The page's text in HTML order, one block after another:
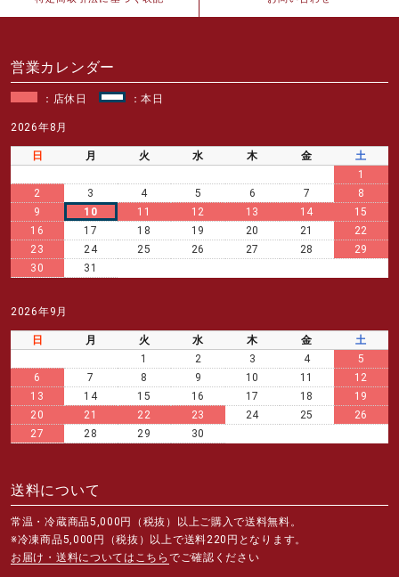
営業カレンダー
：店休日 ：本日
2026年8月
日 月 火 水 木 金
土
1
2
3 4 5 6 7
8
9
10 11 12 13 14
15
16
17 18 19 20 21
22
23
24 25 26 27 28
29
30
31
2026年9月
日 月 火 水 木 金
土
1
2 3 4
5
6
7 8 9 10 11
12
13
14 15 16 17 18
19
20
21 22 23 24 25
26
27
28 29 30
送料について
常温・冷蔵商品5,000円（税抜）以上ご購入で送料無料。
※冷凍商品5,000円（税抜）以上で送料220円となります。
お届け・送料についてはこちら でご確認ください